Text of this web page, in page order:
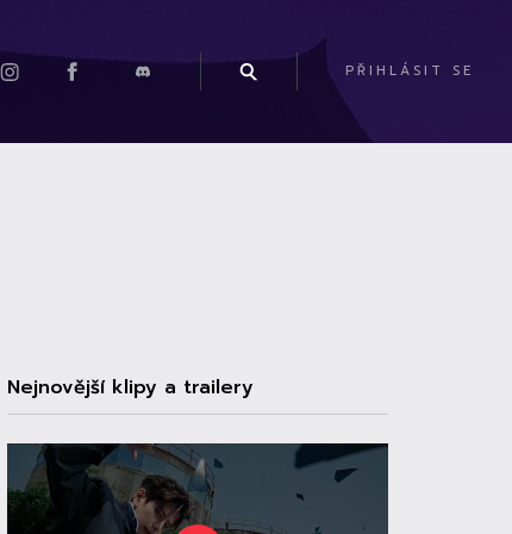
PŘIHLÁSIT SE
Nejnovější klipy a trailery